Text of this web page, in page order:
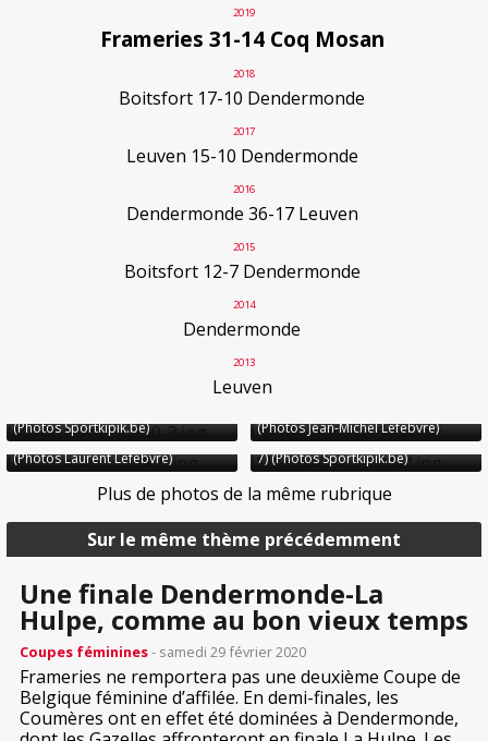
Sur le même thème précédemment
Une finale Dendermonde-La
Hulpe, comme au bon vieux temps
Coupes féminines- samedi 29 février 2020
Frameries ne remportera pas une deuxième Coupe de
Belgique féminine d’affilée. En demi-finales, les
Coumères ont en effet été dominées à Dendermonde,
2019
Frameries 31-14 Coq Mosan
2018
Boitsfort 17-10 Dendermonde
2017
Leuven 15-10 Dendermonde
2016
Dendermonde 36-17 Leuven
2015
Boitsfort 12-7 Dendermonde
2014
Dendermonde
2013
Leuven
IMG/jpg/xdsc_0100-3.jpg
(Photos Sportkipik.be) IMG/jpg/dsc_3866-4.jpg
(Photos Jean-Michel Lefebvre)
IMG/jpg/dsc_9528-5.jpg
29 févrierLadies Cup - 1/2 :
Leuven - La Hulpe 15-22 (15-29)
(Photos Laurent Lefebvre) IMG/jpg/dsc_8691-4.jpg
18 janvierLadies Cup - 1/4 :
Frameries - Oudenaarde 80-0 (80-
7) (Photos Sportkipik.be)
Plus de photos de la même rubrique